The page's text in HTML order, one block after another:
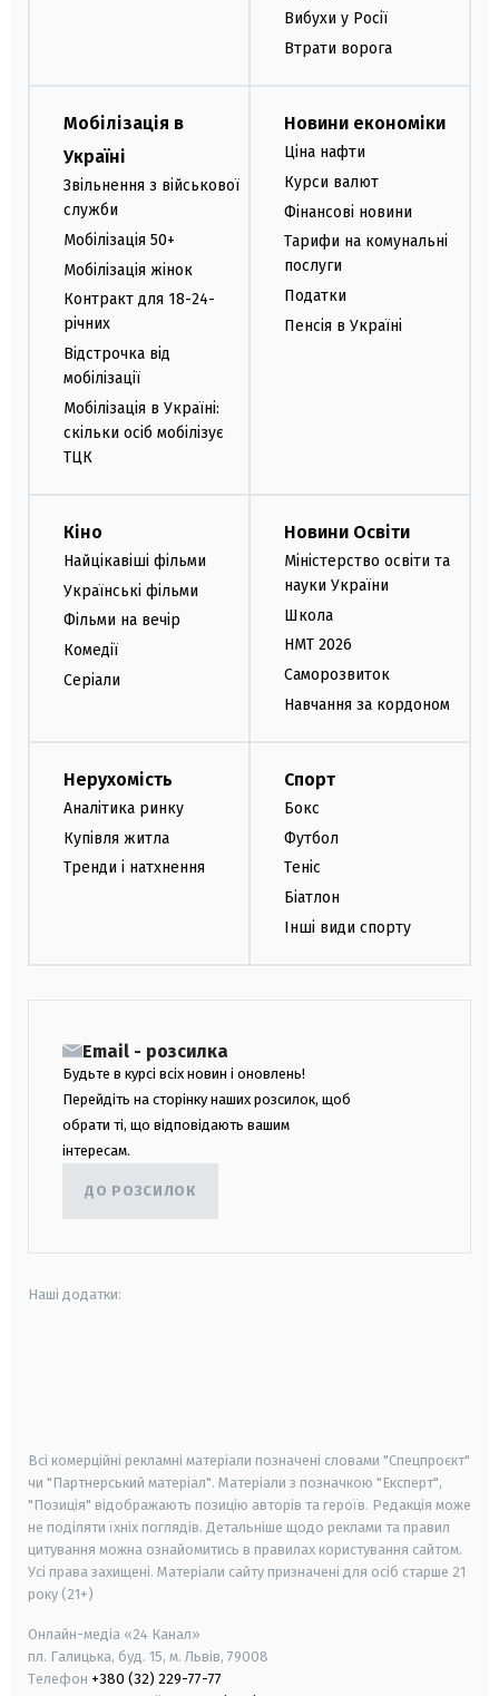
Вибухи у Росії
Втрати ворога
Мобілізація в
Україні
Звільнення з військової
служби
Мобілізація 50+
Мобілізація жінок
Контракт для 18-24-
річних
Відстрочка від
мобілізації
Мобілізація в Україні:
скільки осіб мобілізує
ТЦК
Новини економіки
Ціна нафти
Курси валют
Фінансові новини
Тарифи на комунальні
послуги
Податки
Пенсія в Україні
Кіно
Найцікавіші фільми
Українські фільми
Фільми на вечір
Комедії
Серіали
Новини Освіти
Міністерство освіти та
науки України
Школа
НМТ 2026
Саморозвиток
Навчання за кордоном
Нерухомість
Аналітика ринку
Купівля житла
Тренди і натхнення
Спорт
Бокс
Футбол
Теніс
Біатлон
Інші види спорту
Email - розсилка
Будьте в курсі всіх новин і оновлень!
Перейдіть на сторінку наших розсилок, щоб
обрати ті, що відповідають вашим
інтересам.
ДО РОЗСИЛОК
Наші додатки:
Всі комерційні рекламні матеріали позначені словами "Спецпроєкт"
чи "Партнерський матеріал". Матеріали з позначкою "Експерт",
"Позиція" відображають позицію авторів та героїв. Редакція може
не поділяти їхніх поглядів. Детальніше щодо реклами та правил
цитування можна ознайомитись в правилах користування сайтом.
Усі права захищені. Матеріали сайту призначені для осіб старше 21
року (21+)
Онлайн-медіа «24 Канал»
пл. Галицька, буд. 15, м. Львів, 79008
Телефон +380 (32) 229-77-77